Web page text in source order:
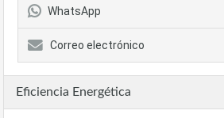
WhatsApp
Correo electrónico
Eficiencia Energética